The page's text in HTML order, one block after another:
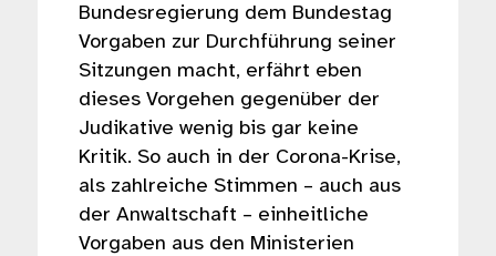
Bundesregierung dem Bundestag
Vorgaben zur Durchführung seiner
Sitzungen macht, erfährt eben
dieses Vorgehen gegenüber der
Judikative wenig bis gar keine
Kritik. So auch in der Corona-Krise,
als zahlreiche Stimmen – auch aus
der Anwaltschaft – einheitliche
Vorgaben aus den Ministerien